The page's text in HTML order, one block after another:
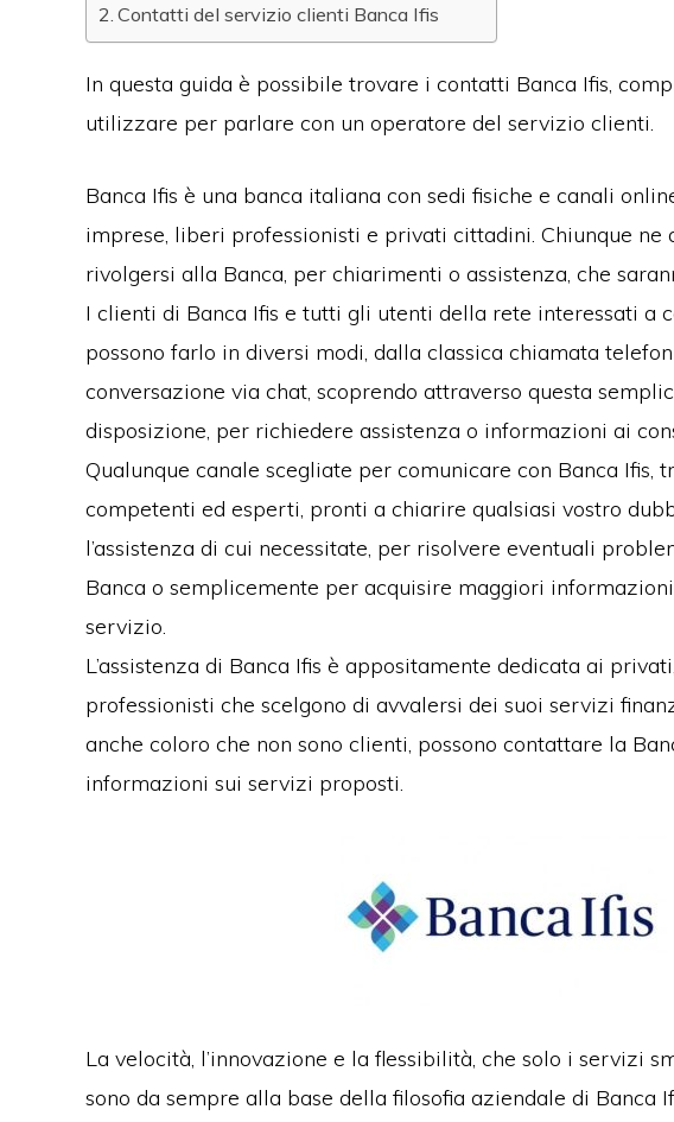
Contatti del servizio clienti Banca Ifis
In questa guida è possibile trovare i contatti Banca Ifis,
utilizzare per parlare con un operatore del servizio clienti.
Banca Ifis è una banca italiana con sedi fisiche e canali
imprese, liberi professionisti e privati cittadini. Chiunque ne
rivolgersi alla Banca, per chiarimenti o assistenza, che
I clienti di Banca Ifis e tutti gli utenti della rete interessati a
possono farlo in diversi modi, dalla classica chiamata
conversazione via chat, scoprendo attraverso questa
disposizione, per richiedere assistenza o informazioni ai
Qualunque canale scegliate per comunicare con Banca Ifis,
competenti ed esperti, pronti a chiarire qualsiasi vostro
l’assistenza di cui necessitate, per risolvere eventuali
Banca o semplicemente per acquisire maggiori
servizio.
L’assistenza di Banca Ifis è appositamente dedicata ai
professionisti che scelgono di avvalersi dei suoi servizi
anche coloro che non sono clienti, possono contattare la
informazioni sui servizi proposti.
La velocità, l’innovazione e la flessibilità, che solo i servizi
sono da sempre alla base della filosofia aziendale di Banca